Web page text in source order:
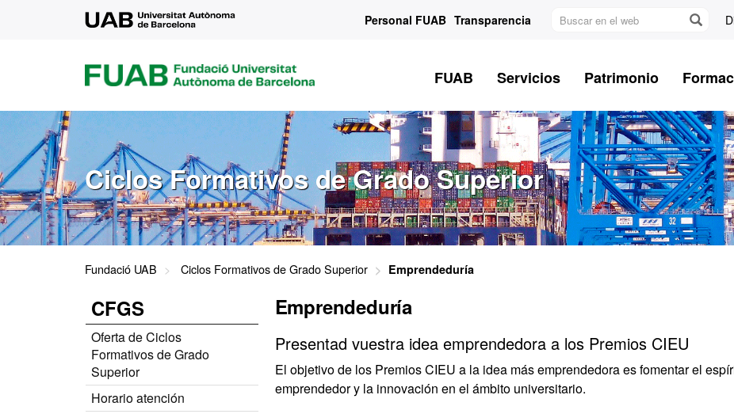
Personal FUAB Transparencia
Buscar
FUAB
FUNDACIÓ
UNIVERSITAT
AUTÒNOMA
DE
BARCELONA
FUAB Servicios Patrimonio
Ciclos Formativos de Grado Superior
Fundació UAB Ciclos Formativos de Grado Superior Emprendeduría
CFGS
Oferta de Ciclos
Formativos de Grado
Superior
Horario atención
Emprendeduría
Presentad vuestra idea emprendedora a los Premios CIEU
El objetivo de los Premios CIEU a la idea más emprendedora es fomentar el
emprendedor y la innovación en el ámbito universitario.